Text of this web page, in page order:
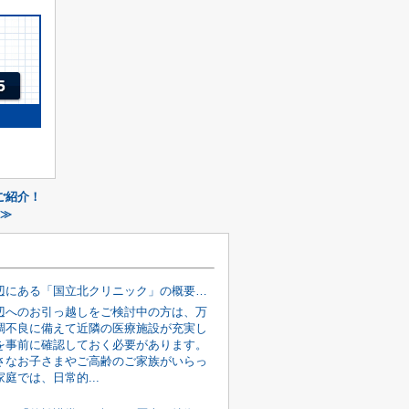
介！
≫
国立駅周辺にある「国立北クリニック」の概要！診療内容もご紹介
へのお引っ越しをご検討中の方は、万
不良に備えて近隣の医療施設が充実し
事前に確認しておく必要があります。
なお子さまやご高齢のご家族がいらっ
庭では、日常的...